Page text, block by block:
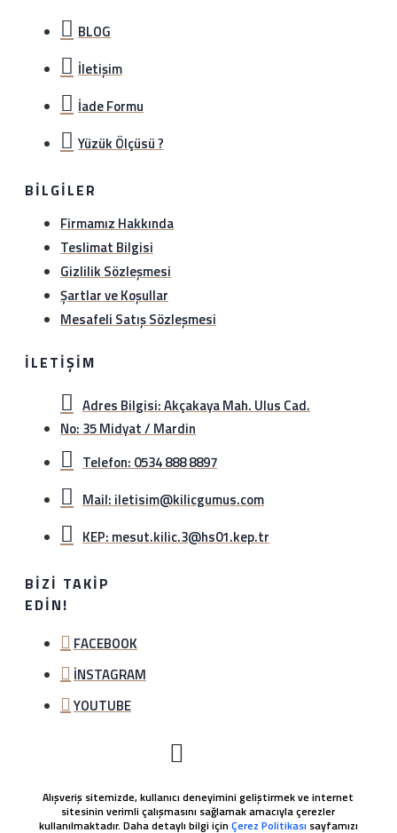
BLOG
İletişim
İade Formu
Yüzük Ölçüsü ?
BILGILER
Firmamız Hakkında
Teslimat Bilgisi
Gizlilik Sözleşmesi
Şartlar ve Koşullar
Mesafeli Satış Sözleşmesi
İLETIŞIM
Adres Bilgisi: Akçakaya Mah. Ulus Cad.
No: 35 Midyat / Mardin
Telefon: 0534 888 8897
Mail: iletisim@kilicgumus.com
KEP: mesut.kilic.3@hs01.kep.tr
BIZI TAKIP
EDIN!
FACEBOOK
İNSTAGRAM
YOUTUBE
Alışveriş sitemizde, kullanıcı deneyimini geliştirmek ve internet
sitesinin verimli çalışmasını sağlamak amacıyla çerezler
kullanılmaktadır. Daha detaylı bilgi için Çerez Politikası sayfamızı